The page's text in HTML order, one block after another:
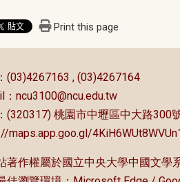
Print this page
(03)4267163 , (03)4267164
ncu3100@ncu.edu.tw
(320317) 桃園市中壢區中大路300
maps.app.goo.gl/
著作權屬於國立中央大學中國文學